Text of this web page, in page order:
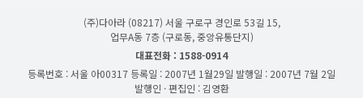
(주)다아라 (08217) 서울 구로구 경인로 53길 15,
업무A동 7층 (구로동, 중앙유통단지)
대표전화 : 1588-0914
등록번호 : 서울 아00317 등록일 : 2007년 1월29일 발행일 : 2007년 7월 2일
발행인 · 편집인 : 김영환